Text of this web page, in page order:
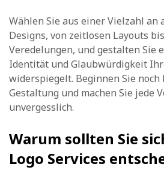
Wählen Sie aus einer Vielzahl an
Designs, von zeitlosen Layouts
Veredelungen, und gestalten Sie
Identität und Glaubwürdigkeit
widerspiegelt. Beginnen Sie
Gestaltung und machen Sie jede
unvergesslich.
Warum sollten Sie
Logo Services